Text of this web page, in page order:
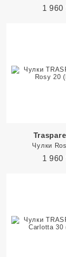
1 960
Чулки
1 960